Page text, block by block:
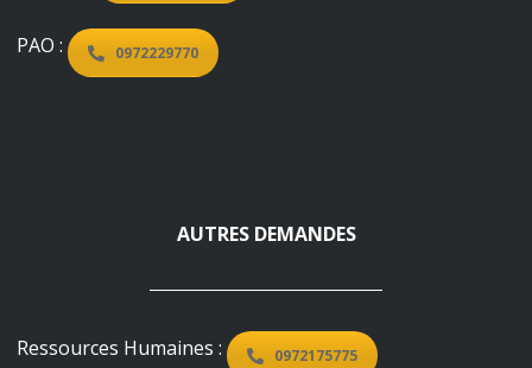
PAO : 0972229770
AUTRES DEMANDES
Ressources Humaines : 0972175775